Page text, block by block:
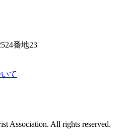
番地23
て
Association. All rights reserved.